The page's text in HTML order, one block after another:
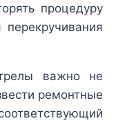
процедуру
важно не
ремонтные